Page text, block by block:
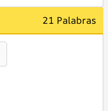
21 Palabras